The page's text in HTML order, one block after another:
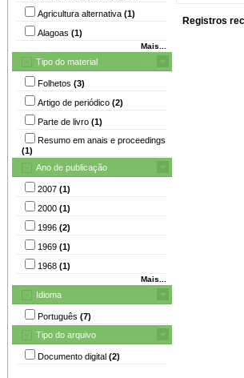
Agricultura alternativa (1)
Alagoas (1)
Mais...
Tipo do material
Folhetos (3)
Artigo de periódico (2)
Parte de livro (1)
Resumo em anais e proceedings
(1)
Ano de publicação
2007 (1)
2000 (1)
1996 (2)
1969 (1)
1968 (1)
Mais...
Idioma
Português (7)
Tipo do arquivo
Documento digital (2)
Registros